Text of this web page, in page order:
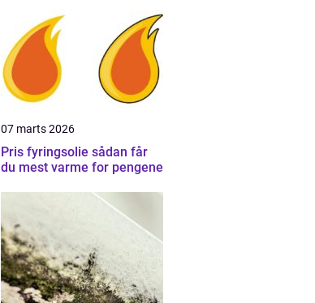
07 marts 2026
Pris fyringsolie sådan får
du mest varme for pengene